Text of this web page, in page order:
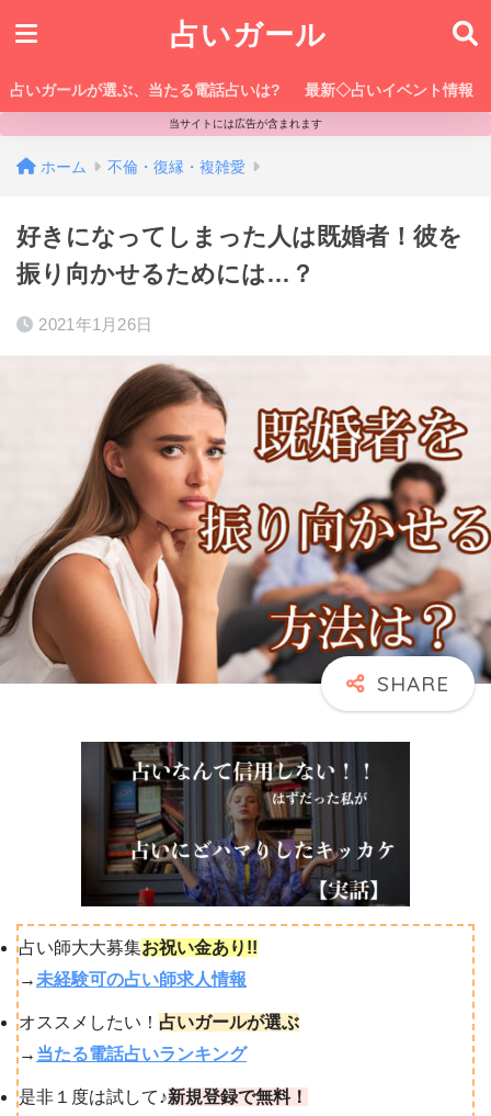
占いガール
占いガールが選ぶ、当たる電話占いは? 最新◇占いイベント情報
当サイトには広告が含まれます
ホーム 不倫・復縁・複雑愛
好きになってしまった人は既婚者！彼を
振り向かせるためには…？
2021年1月26日
占い師大大募集お祝い金あり!!
→未経験可の占い師求人情報
オススメしたい！ 占いガールが選ぶ
→ 当たる電話占いランキング
是非１度は試して♪新規登録で無料！